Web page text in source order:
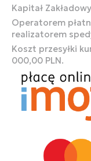
Kapitał
Operatorem
realizatorem
Koszt przesyłki
000,00 PLN.